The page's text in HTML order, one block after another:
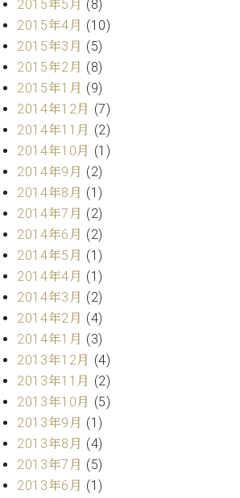
2015年5月 (8)
2015年4月 (10)
2015年3月 (5)
2015年2月 (8)
2015年1月 (9)
2014年12月 (7)
2014年11月 (2)
2014年10月 (1)
2014年9月 (2)
2014年8月 (1)
2014年7月 (2)
2014年6月 (2)
2014年5月 (1)
2014年4月 (1)
2014年3月 (2)
2014年2月 (4)
2014年1月 (3)
2013年12月 (4)
2013年11月 (2)
2013年10月 (5)
2013年9月 (1)
2013年8月 (4)
2013年7月 (5)
2013年6月 (1)